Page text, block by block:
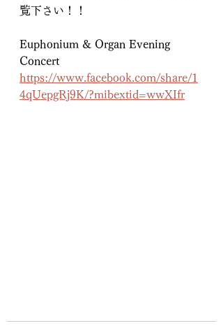
覧下さい！！
Euphonium & Organ Evening
Concert
https://www.facebook.com/share/1
4qUepgRj9K/?mibextid=wwXIfr